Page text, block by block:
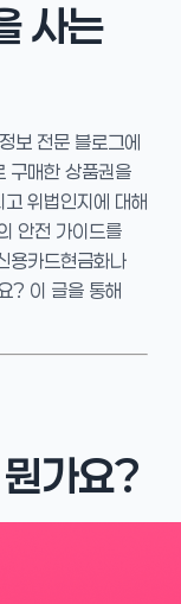
사는
보 전문 블로그에
구매한 상품권을
위법인지에 대해
안전 가이드를
용카드현금화나
? 이 글을 통해
가요?